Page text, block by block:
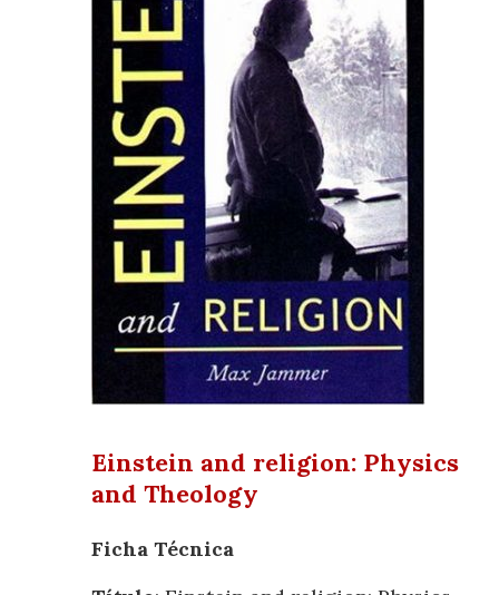
Einstein and religion: Physics
and Theology
Ficha Técnica